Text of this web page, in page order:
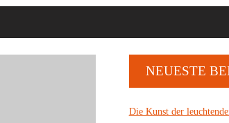
NEUESTE
Die Kunst der